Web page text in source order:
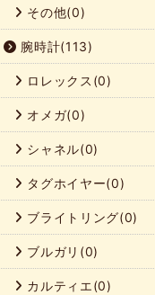
その他(0)
腕時計(113)
ロレックス(0)
オメガ(0)
シャネル(0)
タグホイヤー(0)
ブライトリング(0)
ブルガリ(0)
カルティエ(0)